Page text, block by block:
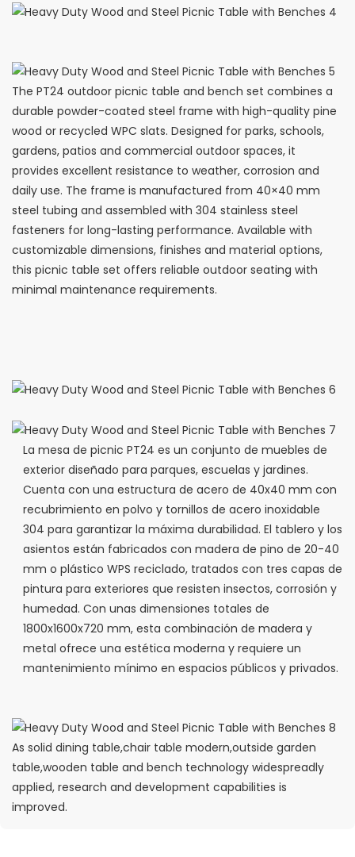
The PT24 outdoor picnic table and bench set combines a
durable powder-coated steel frame with high-quality pine
wood or recycled WPC slats. Designed for parks, schools,
gardens, patios and commercial outdoor spaces, it
provides excellent resistance to weather, corrosion and
daily use. The frame is manufactured from 40×40 mm
steel tubing and assembled with 304 stainless steel
fasteners for long-lasting performance. Available with
customizable dimensions, finishes and material options,
this picnic table set offers reliable outdoor seating with
minimal maintenance requirements.
La mesa de picnic PT24 es un conjunto de muebles de
exterior diseñado para parques, escuelas y jardines.
Cuenta con una estructura de acero de 40x40 mm con
recubrimiento en polvo y tornillos de acero inoxidable
304 para garantizar la máxima durabilidad. El tablero y los
asientos están fabricados con madera de pino de 20-40
mm o plástico WPS reciclado, tratados con tres capas de
pintura para exteriores que resisten insectos, corrosión y
humedad. Con unas dimensiones totales de
1800x1600x720 mm, esta combinación de madera y
metal ofrece una estética moderna y requiere un
mantenimiento mínimo en espacios públicos y privados.
As solid dining table,chair table modern,outside garden
table,wooden table and bench technology widespreadly
applied, research and development capabilities is
improved.